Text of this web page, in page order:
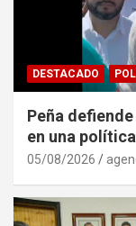
DESTACADO
Peña
en una
05/08/2026